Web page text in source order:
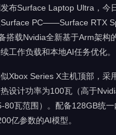
布Surface Laptop Ultra，今
Surface PC——Surface RTX
搭载Nvidia全新基于Arm架构
工作负载和本地AI任务优化。
Xbox Series X主机顶部，采
设计功率为100瓦（高于
80瓦范围）。配备128GB统
亿参数的AI模型。